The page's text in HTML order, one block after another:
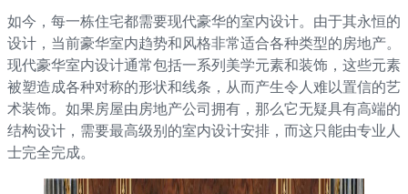
如今，每一栋住宅都需要现代豪华的室内设计。由于其永恒的
设计，当前豪华室内趋势和风格非常适合各种类型的房地产。
现代豪华室内设计通常包括一系列美学元素和装饰，这些元素
被塑造成各种对称的形状和线条，从而产生令人难以置信的艺
术装饰。如果房屋由房地产公司拥有，那么它无疑具有高端的
结构设计，需要最高级别的室内设计安排，而这只能由专业人
士完全完成。